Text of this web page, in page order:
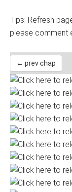
Tips: Refresh
please comment
← prev chap